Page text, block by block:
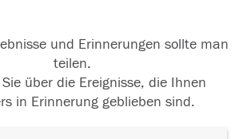
und Erinnerungen sollte man
teilen.
über die Ereignisse, die Ihnen
in Erinnerung geblieben sind.